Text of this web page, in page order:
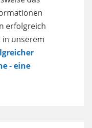
erfolgreich
unserem
- eine